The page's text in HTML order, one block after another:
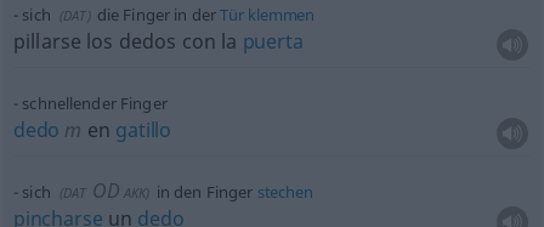
sich (DAT) die Finger in derTür klemmen
pillarse los dedos con la puerta
schnellender Finger
dedo m en gatillo
sich (DAT OD AKK) in den Finger stechen
pincharse un dedo